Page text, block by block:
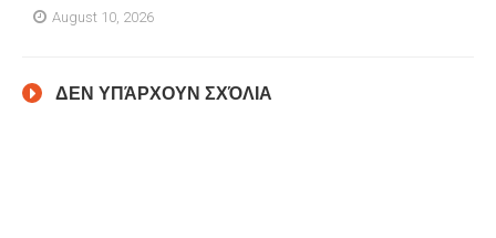
August 10, 2026
ΔΕΝ ΥΠΆΡΧΟΥΝ ΣΧΌΛΙΑ